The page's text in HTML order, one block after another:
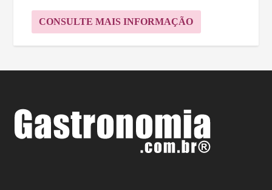
CONSULTE MAIS INFORMAÇÃO